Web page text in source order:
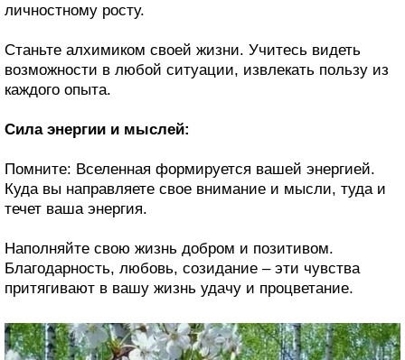
личностному росту.
Станьте алхимиком своей жизни. Учитесь видеть
возможности в любой ситуации, извлекать пользу из
каждого опыта.
Сила энергии и мыслей:
Помните: Вселенная формируется вашей энергией.
Куда вы направляете свое внимание и мысли, туда и
течет ваша энергия.
Наполняйте свою жизнь добром и позитивом.
Благодарность, любовь, созидание – эти чувства
притягивают в вашу жизнь удачу и процветание.